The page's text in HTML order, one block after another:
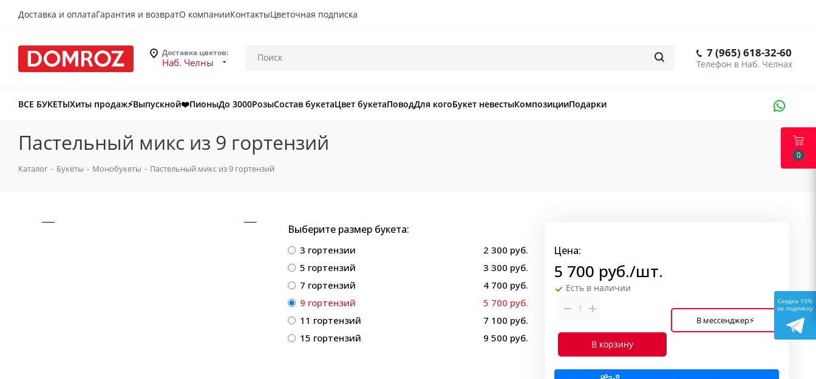
Доставка и оплатаГарантия и возвратО компанииКонтактыЦветочная подписка
Доставка цветов:
Наб. Челны
7 (965) 618-32-60
ВСЕ БУКЕТЫХиты продаж⚡Выпускной❤️ПионыДо 3000РозыСостав букетаЦвет букетаПоводДля когоБукет невестыКомпозицииПодарки
Пастельный микс из 9 гортензий
Каталог - Букеты - Монобукеты - Пастельный микс из 9 гортензий
Выберите размер букета:
3 гортензии
2 300 руб.
5 гортензий
3 300 руб.
7 гортензий
4 700 руб.
9 гортензий
5 700 руб.
11 гортензий
7 100 руб.
15 гортензий
9 500 руб.
Цена:
5 700 руб./шт.
Есть в наличии
В корзину
В мессенджер⚡
0
Скидка 10%
за подписку